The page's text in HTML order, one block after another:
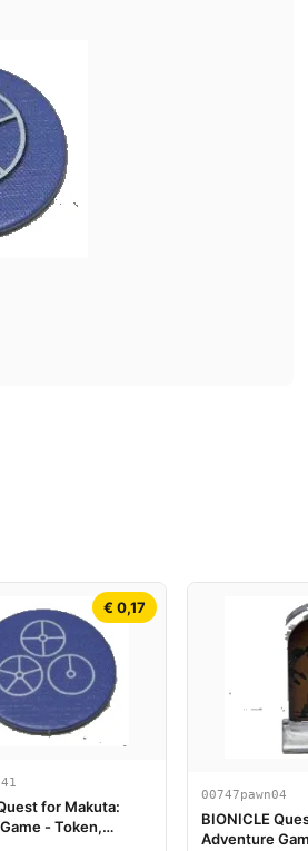
€ 0,17
for Makuta:
- Token,
00747pawn04
BIONICLE
Adventure